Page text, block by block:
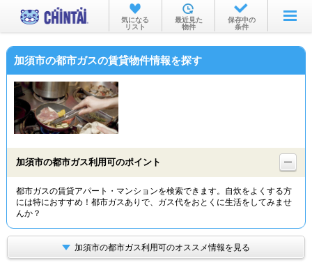
お部屋を探す
沿線・駅から
物件特集から
TOP
気になる
リスト
最近見た
物件
保存中の
条件
加須市の都市ガスの賃貸物件情報を探す
加須市の都市ガス利用可のポイント
都市ガスの賃貸アパート・マンションを検索できます。自炊をよくする方
には特におすすめ！都市ガスありで、ガス代をおとくに生活をしてみませ
んか？
加須市の都市ガス利用可のオススメ情報を見る